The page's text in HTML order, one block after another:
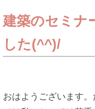
建築のセミナ
した(^^)/
おはようございます